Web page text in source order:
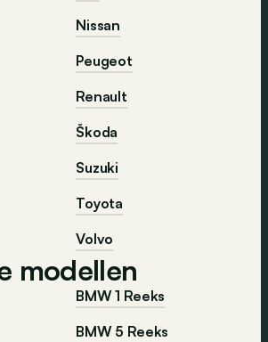
Nissan
Peugeot
Renault
Škoda
Suzuki
Toyota
Volvo
modellen
BMW 1 Reeks
BMW 5 Reeks